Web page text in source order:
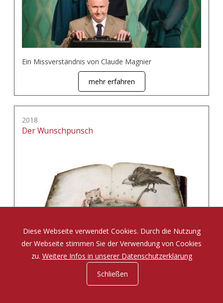
Ein Missverständnis von Claude Magnier
mehr erfahren
2018
Der Wunschpunsch
Eine Zauberposse von Michael Ende
Diese Webseite verwendet Cookies. Durch die Nutzung
der Webseite stimmen Sie der Verwendung von Cookies
zu. Weitere Infos in unserer Datenschutzerklärung
Schließen